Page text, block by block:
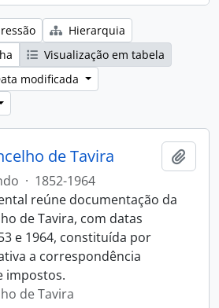
Hierarquia
Visualização em tabela
modificada
de Tavira
· 1852-1964
reúne documentação da
de Tavira, com datas
e 1964, constituída por
a correspondência
impostos.
de Tavira